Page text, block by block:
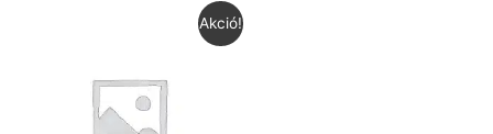
Akció!